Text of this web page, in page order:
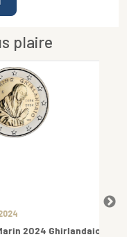
plaire
2024 Ghirlandaio